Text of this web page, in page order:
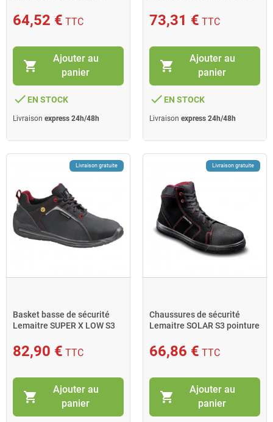
64,52 € TTC
shopping_cart
Ajouter au
panier
done EN STOCK
Livraison express 24h/48h
73,31 € TTC
shopping_cart
Ajouter au
panier
done EN STOCK
Livraison express 24h/48h
Livraison gratuite
Basket basse de sécurité
Lemaitre SUPER X LOW S3
82,90 € TTC
shopping_cart
Ajouter au
panier
Livraison gratuite
Chaussures de sécurité
Lemaitre SOLAR S3 pointure
66,86 € TTC
shopping_cart
Ajouter au
panier